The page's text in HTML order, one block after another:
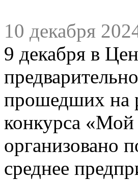
10 декабря
9 декабря в
прошедших на
конкурса
организовано
среднее